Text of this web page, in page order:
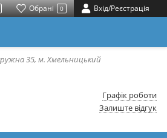
Обрані 0 Вхід/Реєстрація
35, м. Хмельницький
Графік роботи
Залиште відгук